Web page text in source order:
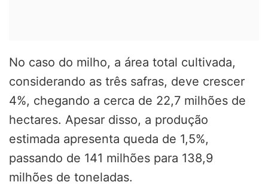
No caso do milho, a área total cultivada,
considerando as três safras, deve crescer
4%, chegando a cerca de 22,7 milhões de
hectares. Apesar disso, a produção
estimada apresenta queda de 1,5%,
passando de 141 milhões para 138,9
milhões de toneladas.